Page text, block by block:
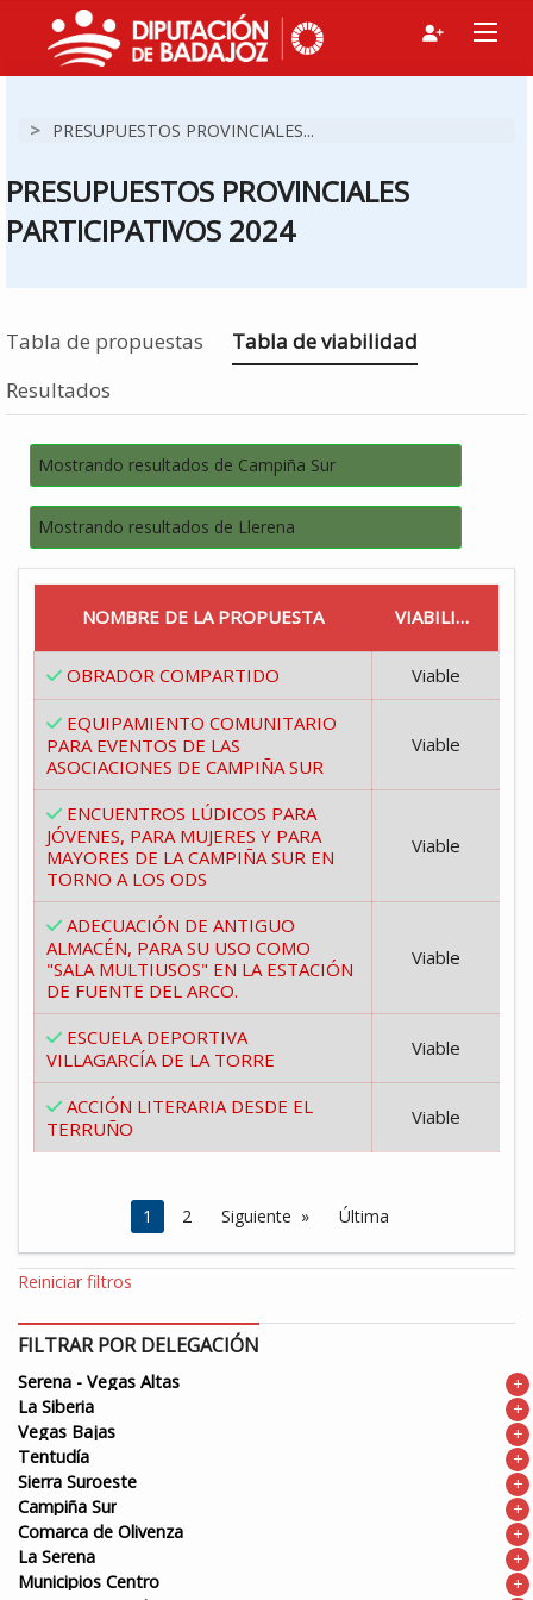
> PRESUPUESTOS PROVINCIALES...
PRESUPUESTOS PROVINCIALES
PARTICIPATIVOS 2024
Tabla de propuestas Estás en
Tabla de viabilidad
Resultados
Mostrando resultados de Campiña Sur
Mostrando resultados de Llerena
NOMBRE DE LA PROPUESTA VIABILIDAD
OBRADOR COMPARTIDO
Viable
EQUIPAMIENTO COMUNITARIO
PARA EVENTOS DE LAS
ASOCIACIONES DE CAMPIÑA SUR
Viable
ENCUENTROS LÚDICOS PARA
JÓVENES, PARA MUJERES Y PARA
MAYORES DE LA CAMPIÑA SUR EN
TORNO A LOS ODS
Viable
ADECUACIÓN DE ANTIGUO
ALMACÉN, PARA SU USO COMO
"SALA MULTIUSOS" EN LA ESTACIÓN
DE FUENTE DEL ARCO.
Viable
ESCUELA DEPORTIVA
VILLAGARCÍA DE LA TORRE
Viable
ACCIÓN LITERARIA DESDE EL
TERRUÑO
Viable
Estás en la página
1 2 Siguiente Última
Reiniciar filtros
FILTRAR POR DELEGACIÓN